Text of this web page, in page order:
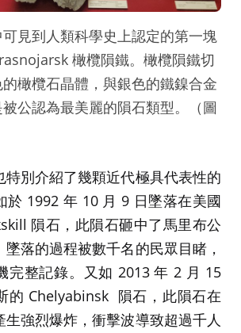
見到人類科學史上認定的第一塊
橄欖隕鐵。橄欖隕鐵切
橄欖石晶體，與銀色的鐵鎳合金
公認為最美麗的隕石類型。（圖
特別介紹了幾顆近代極具代表性的
於 1992 年 10 月 9 日墜落在美國
隕石，此隕石砸中了馬里布公
落的過程被數千名的民眾目睹，
完整記錄。又如 2013 年 2 月 15
的 Chelyabinsk 隕石，此隕石在
生強烈爆炸，衝擊波導致超過千人